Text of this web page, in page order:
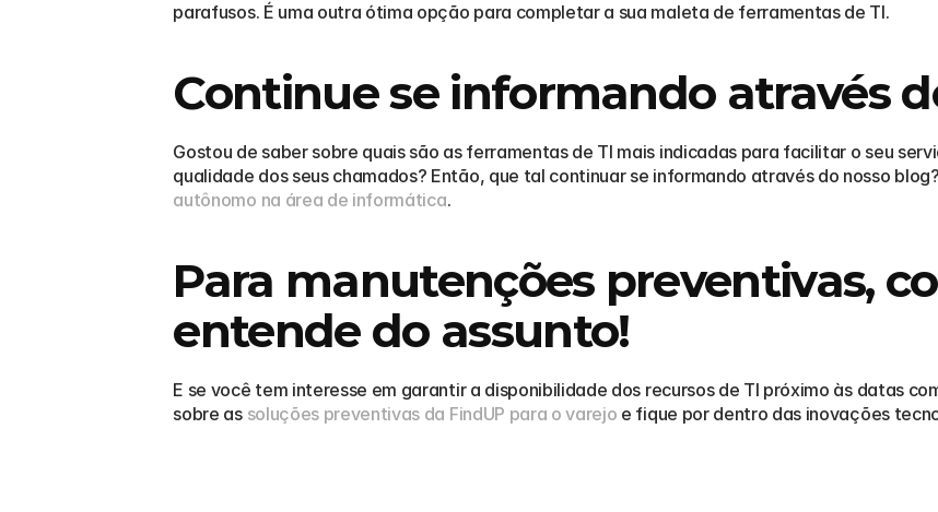
parafusos. É uma outra ótima opção para completar a sua maleta de ferramentas de TI.
Continue se informando através
Gostou de saber sobre quais são as ferramentas de TI mais indicadas para facilitar o seu
qualidade dos seus chamados? Então, que tal continuar se informando através do nosso
autônomo na área de informática.
Para manutenções preventivas,
entende do assunto!
E se você tem interesse em garantir a disponibilidade dos recursos de TI próximo às datas
sobre as soluções preventivas da FindUP para o varejo e fique por dentro das inovações